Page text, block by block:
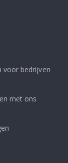
voor bedrijven
met ons